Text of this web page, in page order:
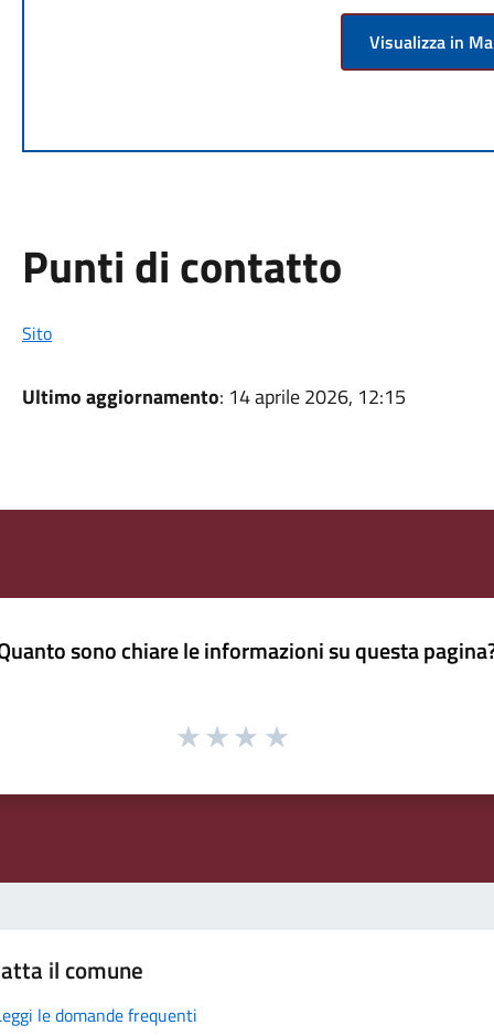
Visualizza in
Punti di contatto
Sito
Ultimo aggiornamento: 14 aprile 2026, 12:15
sono chiare le informazioni su questa
il comune
le domande frequenti